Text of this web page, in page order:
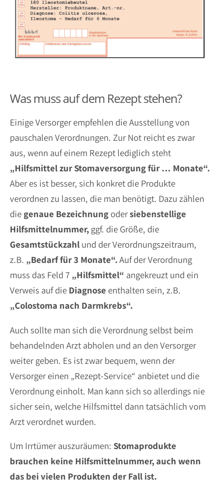
Was muss auf dem Rezept stehen?
Einige Versorger empfehlen die Ausstellung von
pauschalen Verordnungen. Zur Not reicht es zwar
aus, wenn auf einem Rezept lediglich steht
„Hilfsmittel zur Stomaversorgung für … Monate“.
Aber es ist besser, sich konkret die Produkte
verordnen zu lassen, die man benötigt. Dazu zählen
die genaue Bezeichnung odersiebenstellige
Hilfsmittelnummer, ggf. die Größe, die
Gesamtstückzahl und der Verordnungszeitraum,
z.B. „Bedarf für 3 Monate“.Auf der Verordnung
muss das Feld 7 „Hilfsmittel“ angekreuzt und ein
Verweis auf die Diagnose enthalten sein, z.B.
„Colostoma nach Darmkrebs“.
Auch sollte man sich die Verordnung selbst beim
behandelnden Arzt abholen und an den Versorger
weiter geben. Es ist zwar bequem, wenn der
Versorger einen „Rezept-Service“ anbietet und die
Verordnung einholt. Man kann sich so allerdings nie
sicher sein, welche Hilfsmittel dann tatsächlich vom
Arzt verordnet wurden.
Um Irrtümer auszuräumen: Stomaprodukte
brauchen keine Hilfsmittelnummer, auch wenn
das bei vielen Produkten der Fall ist.